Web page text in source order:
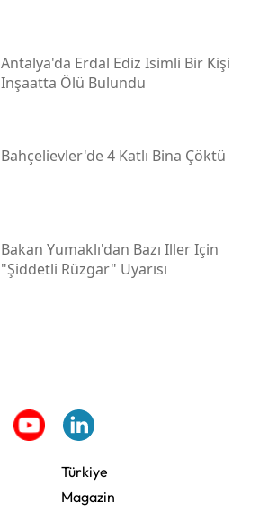
Antalya'da Erdal Ediz Isimli Bir Kişi
Inşaatta Ölü Bulundu
Bahçelievler'de 4 Katlı Bina Çöktü
Bakan Yumaklı'dan Bazı Iller Için
"şiddetli Rüzgar" Uyarısı
Türkiye
Magazin